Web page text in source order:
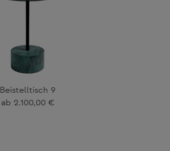
Beistelltisch 9
Regulärer Preis:
ab 2.100,00 €